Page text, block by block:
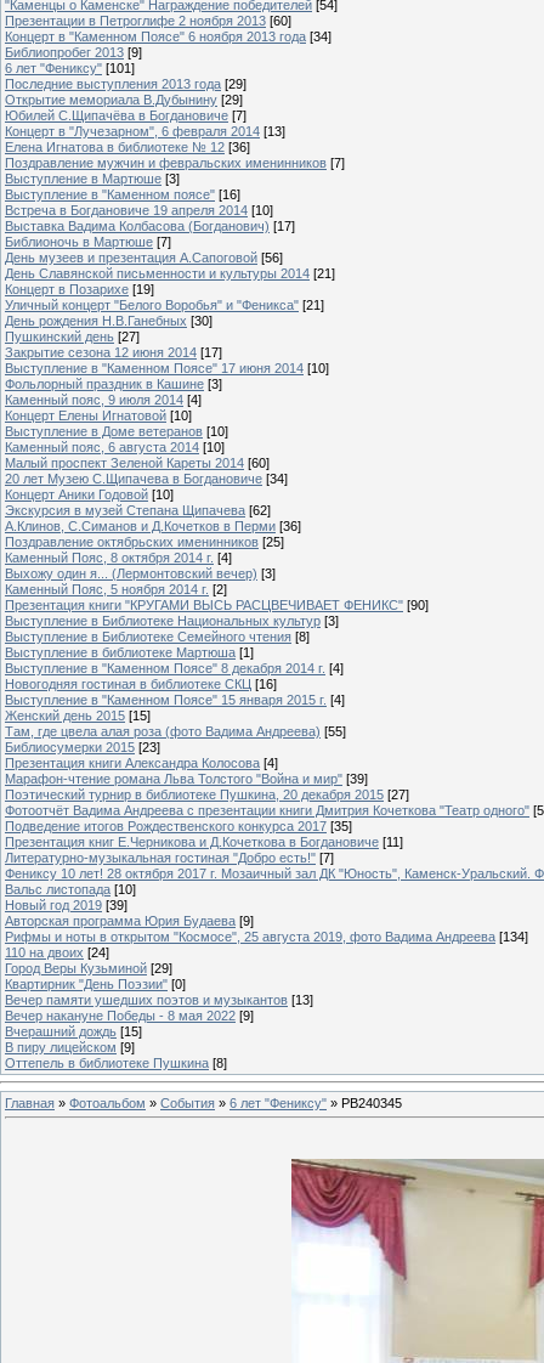
"Каменцы о Каменске" Награждение победителей [54]
Презентации в Петроглифе 2 ноября 2013 [60]
Концерт в "Каменном Поясе" 6 ноября 2013 года [34]
Библиопробег 2013 [9]
6 лет "Фениксу" [101]
Последние выступления 2013 года [29]
Открытие мемориала В.Дубынину [29]
Юбилей С.Щипачёва в Богдановиче [7]
Концерт в "Лучезарном", 6 февраля 2014 [13]
Елена Игнатова в библиотеке № 12 [36]
Поздравление мужчин и февральских именинников [7]
Выступление в Мартюше [3]
Выступление в "Каменном поясе" [16]
Встреча в Богдановиче 19 апреля 2014 [10]
Выставка Вадима Колбасова (Богданович) [17]
Библионочь в Мартюше [7]
День музеев и презентация А.Сапоговой [56]
День Славянской письменности и культуры 2014 [21]
Концерт в Позарихе [19]
Уличный концерт "Белого Воробья" и "Феникса" [21]
День рождения Н.В.Ганебных [30]
Пушкинский день [27]
Закрытие сезона 12 июня 2014 [17]
Выступление в "Каменном Поясе" 17 июня 2014 [10]
Фольлорный праздник в Кашине [3]
Каменный пояс, 9 июля 2014 [4]
Концерт Елены Игнатовой [10]
Выступление в Доме ветеранов [10]
Каменный пояс, 6 августа 2014 [10]
Малый проспект Зеленой Кареты 2014 [60]
20 лет Музею С.Щипачева в Богдановиче [34]
Концерт Аники Годовой [10]
Экскурсия в музей Степана Щипачева [62]
А.Клинов, С.Симанов и Д.Кочетков в Перми [36]
Поздравление октябрьских именинников [25]
Каменный Пояс, 8 октября 2014 г. [4]
Выхожу один я... (Лермонтовский вечер) [3]
Каменный Пояс, 5 ноября 2014 г. [2]
Презентация книги "КРУГАМИ ВЫСЬ РАСЦВЕЧИВАЕТ ФЕНИКС" [90]
Выступление в Библиотеке Национальных культур [3]
Выступление в Библиотеке Семейного чтения [8]
Выступление в библиотеке Мартюша [1]
Выступление в "Каменном Поясе" 8 декабря 2014 г. [4]
Новогодняя гостиная в библиотеке СКЦ [16]
Выступление в "Каменном Поясе" 15 января 2015 г. [4]
Женский день 2015 [15]
Там, где цвела алая роза (фото Вадима Андреева) [55]
Библиосумерки 2015 [23]
Презентация книги Александра Колосова [4]
Марафон-чтение романа Льва Толстого "Война и мир" [39]
Поэтический турнир в библиотеке Пушкина, 20 декабря 2015 [27]
Фотоотчёт Вадима Андреева с презентации книги Дмитрия Кочеткова "Театр одного"
Подведение итогов Рождественского конкурса 2017 [35]
Презентация книг Е.Черникова и Д.Кочеткова в Богдановиче [11]
Литературно-музыкальная гостиная "Добро есть!" [7]
Фениксу 10 лет! 28 октября 2017 г. Мозаичный зал ДК "Юность", Каменск-Уральский.
Вальс листопада [10]
Новый год 2019 [39]
Авторская программа Юрия Будаева [9]
Рифмы и ноты в открытом "Космосе", 25 августа 2019, фото Вадима Андреева [134]
110 на двоих [24]
Город Веры Кузьминой [29]
Квартирник "День Поэзии" [0]
Вечер памяти ушедших поэтов и музыкантов [13]
Вечер накануне Победы - 8 мая 2022 [9]
Вчерашний дождь [15]
В пиру лицейском [9]
Оттепель в библиотеке Пушкина [8]
Главная » Фотоальбом » События » 6 лет "Фениксу" » PB240345